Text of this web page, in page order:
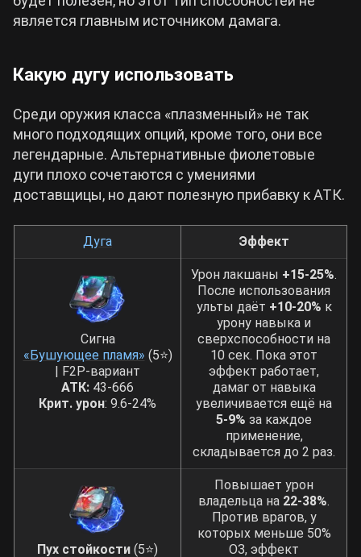
является главным источником дамага.
Какую дугу использовать
Среди оружия класса «плазменный» не так
много подходящих опций, кроме того, они все
легендарные. Альтернативные фиолетовые
дуги плохо сочетаются с умениями
доставщицы, но дают полезную прибавку к АТК.
Дуга Эффект
Сигна
«Бушующее пламя» (5⭐)
| F2P-вариант
АТК: 43-666
Крит. урон: 9.6-24%
Урон лакшаны +15-25%.
После использования
ульты даёт +10-20% к
урону навыка и
сверхспособности на
10 сек. Пока этот
эффект работает,
дамаг от навыка
увеличивается ещё на
5-9% за каждое
применение,
складывается до 2 раз.
Пух стойкости (5⭐)
Повышает урон
владельца на 22-38%.
Против врагов, у
которых меньше 50%
ОЗ, эффект